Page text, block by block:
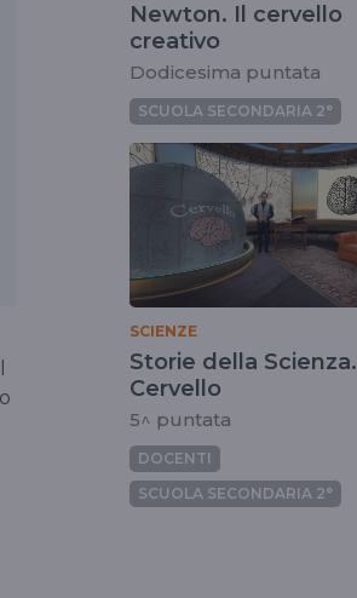
Newton. Il cervello
creativo
Dodicesima puntata
SCUOLA SECONDARIA 2°
SCIENZE
Storie della Scienza.
Cervello
5^ puntata
DOCENTI
SCUOLA SECONDARIA 2°